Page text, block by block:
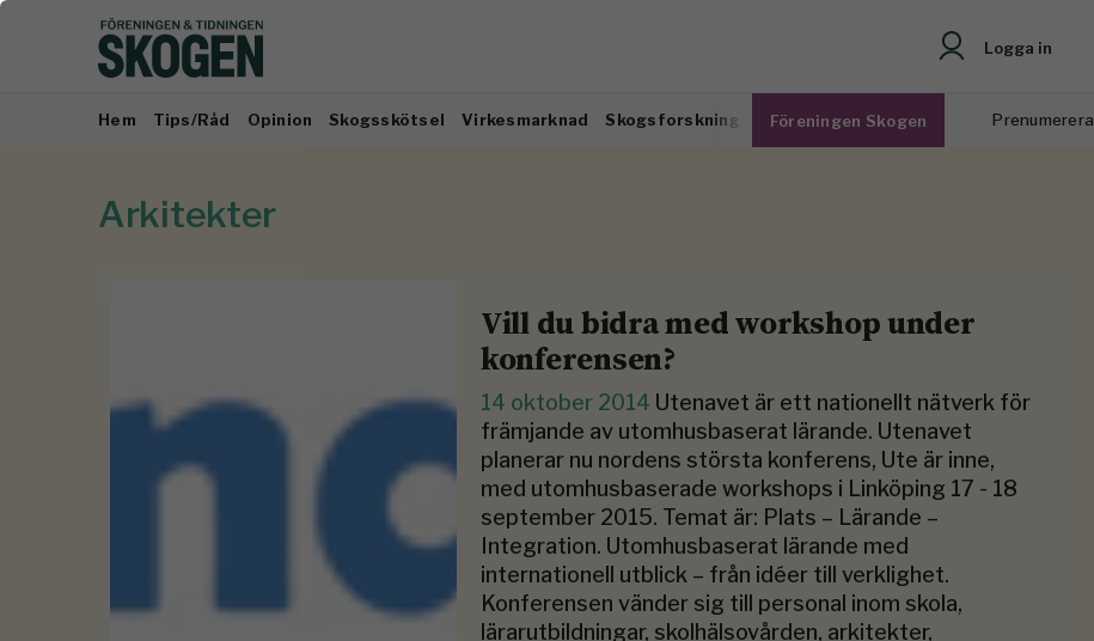
Logga in
Hem Tips/Råd Opinion Skogsskötsel Virkesmarknad Skogsforskning Föreningen Skogen Prenumerera
Arkitekter
Vill du bidra med workshop under
konferensen?
14 oktober 2014 Utenavet är ett nationellt nätverk för
främjande av utomhusbaserat lärande. Utenavet
planerar nu nordens största konferens, Ute är inne,
med utomhusbaserade workshops i Linköping 17 - 18
september 2015. Temat är: Plats – Lärande –
Integration. Utomhusbaserat lärande med
internationell utblick – från idéer till verklighet.
Konferensen vänder sig till personal inom skola,
lärarutbildningar, skolhälsovården, arkitekter,